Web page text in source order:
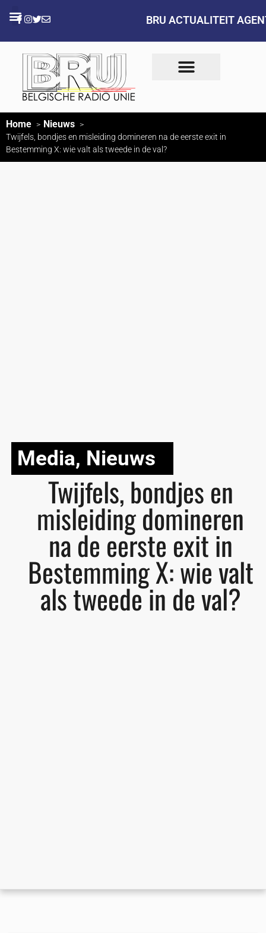
BRU ACTUALITEIT
Home Nieuws
Twijfels, bondjes en misleiding domineren na de eerste exit in
Bestemming X: wie valt als tweede in de val?
Media, Nieuws
Twijfels, bondjes en
misleiding domineren
na de eerste exit in
Bestemming X: wie valt
als tweede in de val?